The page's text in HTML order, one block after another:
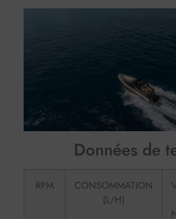
Données de
RPM
CONSOMMATION
(L/H)